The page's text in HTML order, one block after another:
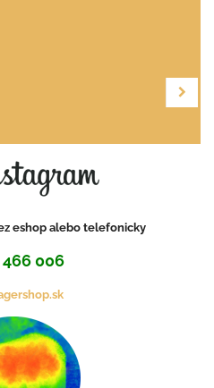
eshop alebo telefonicky
466 006